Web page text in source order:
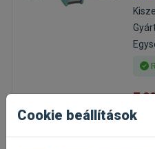
7
Cookie beállítások